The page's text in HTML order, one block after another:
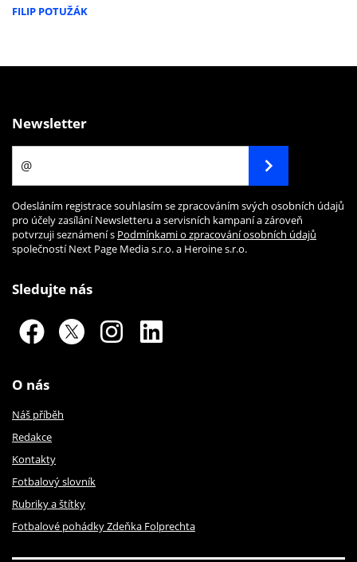
FILIP POTUŽÁK
Newsletter
Odesláním registrace souhlasím se zpracováním svých osobních údajů
pro účely zasílání Newsletteru a servisních kampaní a zároveň
potvrzuji seznámení s Podmínkami o zpracování osobních údajů
společností Next Page Media s.r.o. a Heroine s.r.o.
Sledujte nás
O nás
Náš příběh
Redakce
Kontakty
Fotbalový slovník
Rubriky a štítky
Fotbalové pohádky Zdeňka Folprechta